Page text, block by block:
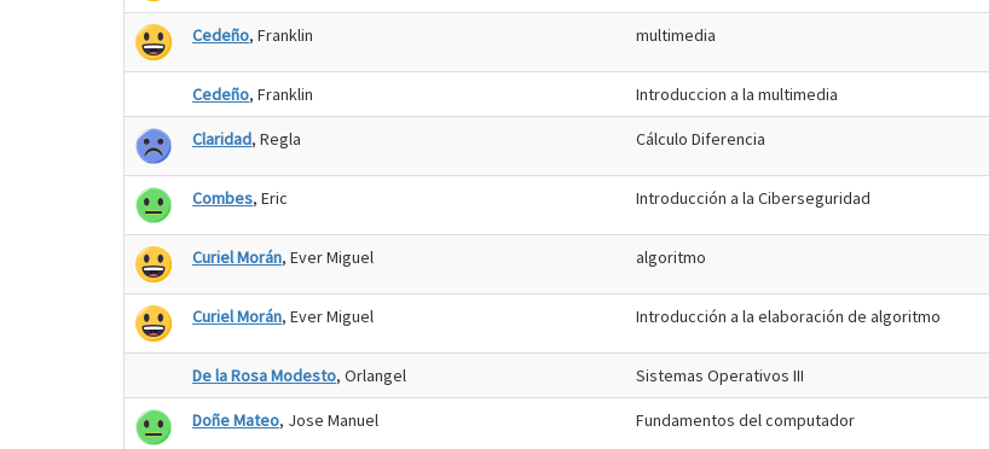
Cedeño, Franklin multimedia
Cedeño, Franklin Introduccion a la multimedia
Claridad, Regla Cálculo Diferencia
Combes, Eric Introducción a la Ciberseguridad
Curiel Morán, Ever Miguel algoritmo
Curiel Morán, Ever Miguel Introducción a la elaboración de algoritmo
De la Rosa Modesto, Orlangel Sistemas Operativos III
Doñe Mateo, Jose Manuel Fundamentos del computador